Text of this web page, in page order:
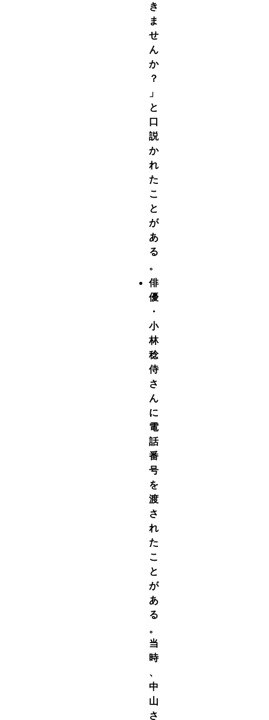
き
ま
せ
ん
か
？
」
と
口
説
か
れ
た
こ
と
が
あ
る
。
俳
優
・
小
林
稔
侍
さ
ん
に
電
話
番
号
を
渡
さ
れ
た
こ
と
が
あ
る
。
当
時
、
中
山
さ